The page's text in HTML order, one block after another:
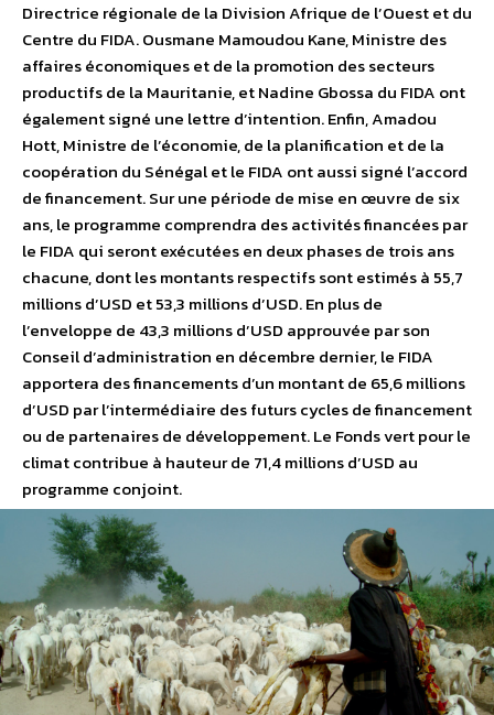
Directrice régionale de la Division Afrique de l’Ouest et du
Centre du FIDA. Ousmane Mamoudou Kane, Ministre des
affaires économiques et de la promotion des secteurs
productifs de la Mauritanie, et Nadine Gbossa du FIDA ont
également signé une lettre d’intention. Enfin, Amadou
Hott, Ministre de l’économie, de la planification et de la
coopération du Sénégal et le FIDA ont aussi signé l’accord
de financement. Sur une période de mise en œuvre de six
ans, le programme comprendra des activités financées par
le FIDA qui seront exécutées en deux phases de trois ans
chacune, dont les montants respectifs sont estimés à 55,7
millions d’USD et 53,3 millions d’USD. En plus de
l’enveloppe de 43,3 millions d’USD approuvée par son
Conseil d’administration en décembre dernier, le FIDA
apportera des financements d’un montant de 65,6 millions
d’USD par l’intermédiaire des futurs cycles de financement
ou de partenaires de développement. Le Fonds vert pour le
climat contribue à hauteur de 71,4 millions d’USD au
programme conjoint.